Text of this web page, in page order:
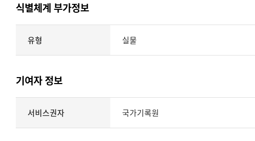
식별체계 부가정보
부가정보의
유형
표현형태
제공
유형 실물
기여자 정보
기여자
정보를
서비스권자 국가기록원